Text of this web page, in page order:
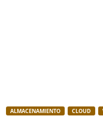
ALMACENAMIENTO CLOUD